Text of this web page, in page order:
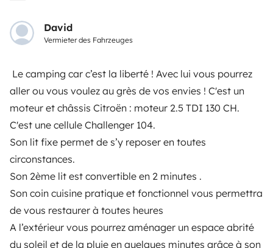
David
Vermieter des Fahrzeuges
Le camping car c’est la liberté ! Avec lui vous pourrez
aller ou vous voulez au grès de vos envies ! C'est un
moteur et châssis Citroën : moteur 2.5 TDI 130 CH.
C'est une cellule Challenger 104.
Son lit fixe permet de s’y reposer en toutes
circonstances.
Son 2ème lit est convertible en 2 minutes .
Son coin cuisine pratique et fonctionnel vous permettra
de vous restaurer à toutes heures
A l’extérieur vous pourrez aménager un espace abrité
du soleil et de la pluie en quelques minutes grâce à son
VERMIETER
Mietvertrag
Mietversicherung
Mietpannenhilfe
Hilfe für Vermieter
Sichere Zahlungsweisen Ratenzahlung